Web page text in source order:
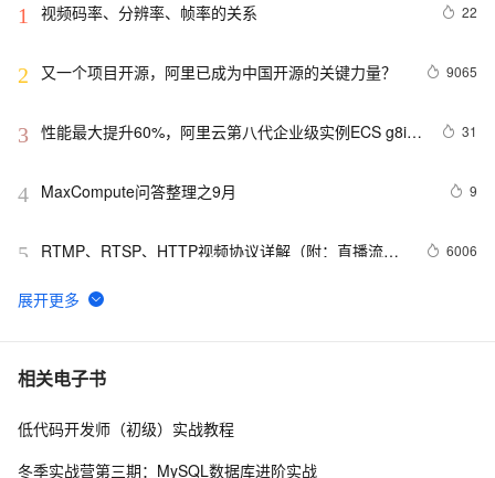
1 视频码率、分辨率、帧率的关系 22
2 又一个项目开源，阿里已成为中国开源的关键力量？ 9065
3 性能最大提升60%，阿里云第八代企业级实例ECS g8i正
31
4 MaxCompute问答整理之9月 9
5
RTMP、RTSP、HTTP视频协议详解（附：直播流地
6006
6
【YOLOv8改进 - 注意力机制】Triplet Attention：轻量有
7 Python PIL远程命令执行漏洞复现(CVE-2017-8291
8 新年快乐 ~
相关电子书
低代码开发师（初级）实战教程
冬季实战营第三期：MySQL数据库进阶实战